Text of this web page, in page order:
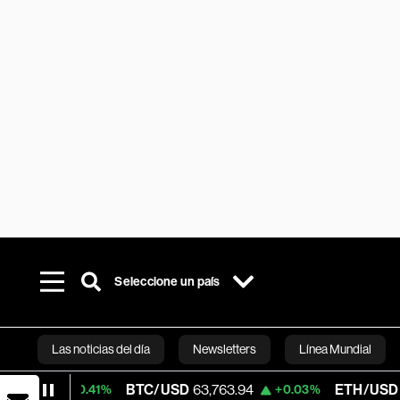
Seleccione un país
Las noticias del día Newsletters Línea Mundial
Bloomberg
BTC/USD 63,763.94 +0.03% ETH/USD 1,863.553